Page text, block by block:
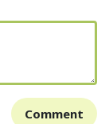
Comment